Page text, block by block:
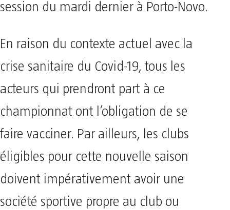
session du mardi dernier à Porto-Novo.
En raison du contexte actuel avec la
crise sanitaire du Covid-19, tous les
acteurs qui prendront part à ce
championnat ont l’obligation de se
faire vacciner. Par ailleurs, les clubs
éligibles pour cette nouvelle saison
doivent impérativement avoir une
société sportive propre au club ou